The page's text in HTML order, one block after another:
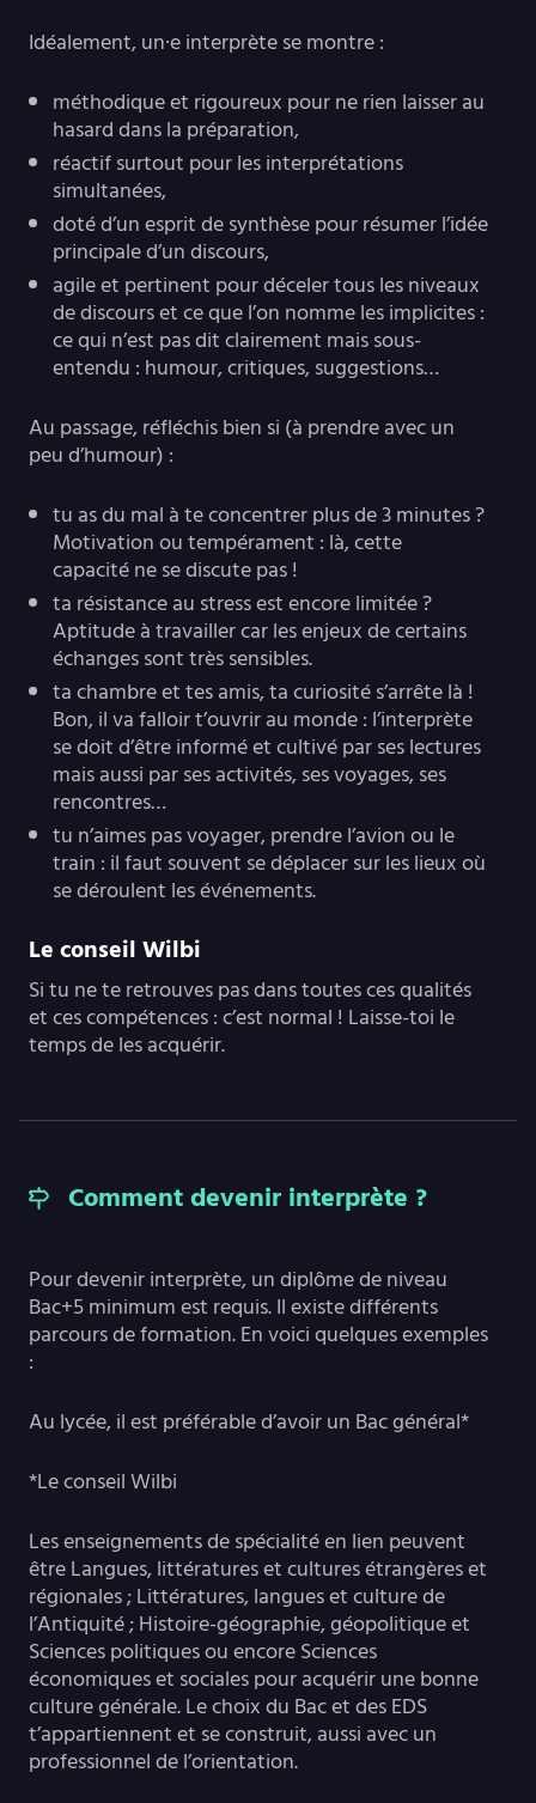
Idéalement, un·e interprète se montre :
méthodique et rigoureux pour ne rien laisser au
hasard dans la préparation,
réactif surtout pour les interprétations
simultanées,
doté d’un esprit de synthèse pour résumer l’idée
principale d’un discours,
agile et pertinent pour déceler tous les niveaux
de discours et ce que l’on nomme les implicites :
ce qui n’est pas dit clairement mais sous-
entendu : humour, critiques, suggestions…
Au passage, réfléchis bien si (à prendre avec un
peu d’humour) :
tu as du mal à te concentrer plus de 3 minutes ?
Motivation ou tempérament : là, cette
capacité ne se discute pas !
ta résistance au stress est encore limitée ?
Aptitude à travailler car les enjeux de certains
échanges sont très sensibles.
ta chambre et tes amis, ta curiosité s’arrête là !
Bon, il va falloir t’ouvrir au monde : l’interprète
se doit d’être informé et cultivé par ses lectures
mais aussi par ses activités, ses voyages, ses
rencontres…
tu n’aimes pas voyager, prendre l’avion ou le
train : il faut souvent se déplacer sur les lieux où
se déroulent les événements.
Le conseil Wilbi
Si tu ne te retrouves pas dans toutes ces qualités
et ces compétences : c’est normal ! Laisse-toi le
temps de les acquérir.
Comment devenir interprète ?
Pour devenir interprète, un diplôme de niveau
Bac+5 minimum est requis. Il existe différents
parcours de formation. En voici quelques exemples
:
Au lycée, il est préférable d’avoir un Bac général*
*Le conseil Wilbi
Les enseignements de spécialité en lien peuvent
être Langues, littératures et cultures étrangères et
régionales ; Littératures, langues et culture de
l’Antiquité ; Histoire-géographie, géopolitique et
Sciences politiques ou encore Sciences
économiques et sociales pour acquérir une bonne
culture générale. Le choix du Bac et des EDS
t’appartiennent et se construit, aussi avec un
professionnel de l’orientation.